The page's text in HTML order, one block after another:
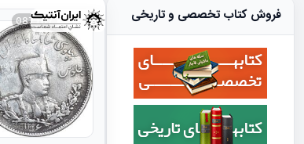
087167 فروش کتاب تخصصی و تاریخی